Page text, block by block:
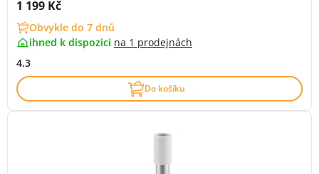
Cena s DPH:
1 199 Kč
Obvykle do 7 dnů
ihned k dispozici na 1 prodejnách
4.3
Do košíku